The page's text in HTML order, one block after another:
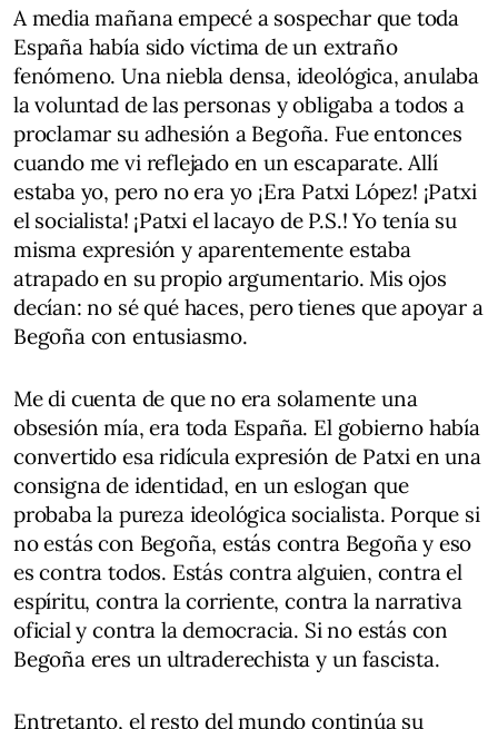
A media mañana empecé a sospechar que toda
España había sido víctima de un extraño
fenómeno. Una niebla densa, ideológica, anulaba
la voluntad de las personas y obligaba a todos a
proclamar su adhesión a Begoña. Fue entonces
cuando me vi reflejado en un escaparate. Allí
estaba yo, pero no era yo ¡Era Patxi López! ¡Patxi
el socialista! ¡Patxi el lacayo de P.S.! Yo tenía su
misma expresión y aparentemente estaba
atrapado en su propio argumentario. Mis ojos
decían: no sé qué haces, pero tienes que apoyar a
Begoña con entusiasmo.
Me di cuenta de que no era solamente una
obsesión mía, era toda España. El gobierno había
convertido esa ridícula expresión de Patxi en una
consigna de identidad, en un eslogan que
probaba la pureza ideológica socialista. Porque si
no estás con Begoña, estás contra Begoña y eso
es contra todos. Estás contra alguien, contra el
espíritu, contra la corriente, contra la narrativa
oficial y contra la democracia. Si no estás con
Begoña eres un ultraderechista y un fascista.
Entretanto, el resto del mundo continúa su